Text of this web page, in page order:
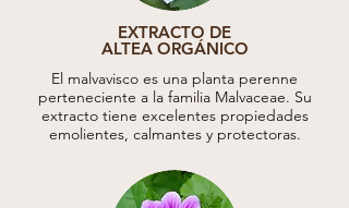
EXTRACTO DE
ALTEA ORGÁNICO
El malvavisco es una planta perenne
perteneciente a la familia Malvaceae. Su
extracto tiene excelentes propiedades
emolientes, calmantes y protectoras.